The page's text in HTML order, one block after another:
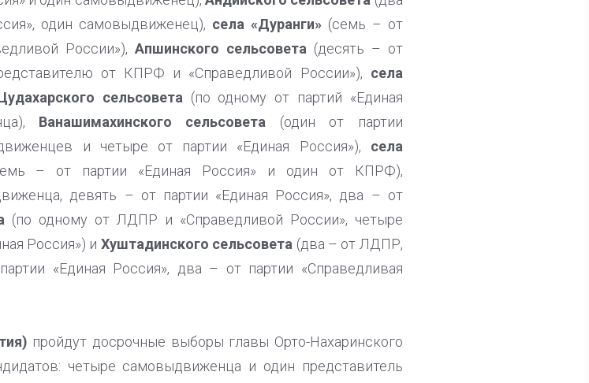
один самовыдвиженец), села «Дуранги» (семь – от
России»),Апшинского сельсовета (десять – от
от КПРФ и «Справедливой России»), села
сельсовета (по одному от партий «Единая
Ванашимахинского сельсовета (один от партии
и четыре от партии «Единая Россия»), села
– от партии «Единая Россия» и один от КПРФ),
девять – от партии «Единая Россия», два – от
(по одному от ЛДПР и «Справедливой России», четыре
Россия») и Хуштадинского сельсовета (два – от ЛДПР,
«Единая Россия», два – от партии «Справедливая
пройдут досрочные выборы главы Орто-Нахаринского
четыре самовыдвиженца и один представитель